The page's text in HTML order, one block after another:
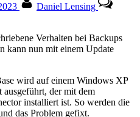
Daniel Lensing
Verhalten bei Backups
kann nun mit einem Update
wird auf einem Windows XP
der mit dem
installiert ist. So werden die
das Problem gefixt.